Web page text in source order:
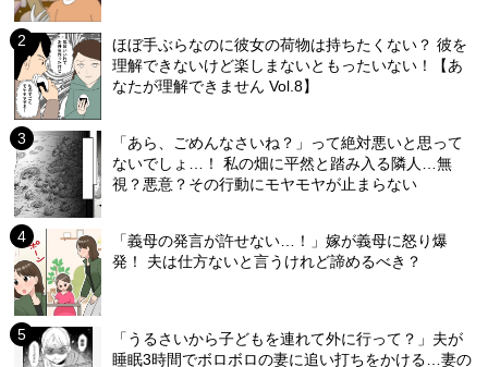
ほぼ手ぶらなのに彼女の荷物は持ちたくない？ 彼を
理解できないけど楽しまないともったいない！【あ
なたが理解できません Vol.8】
「あら、ごめんなさいね？」って絶対悪いと思って
ないでしょ…！ 私の畑に平然と踏み入る隣人…無
視？悪意？その行動にモヤモヤが止まらない
「義母の発言が許せない…！」嫁が義母に怒り爆
発！ 夫は仕方ないと言うけれど諦めるべき？
「うるさいから子どもを連れて外に行って？」夫が
睡眠3時間でボロボロの妻に追い打ちをかける…妻の